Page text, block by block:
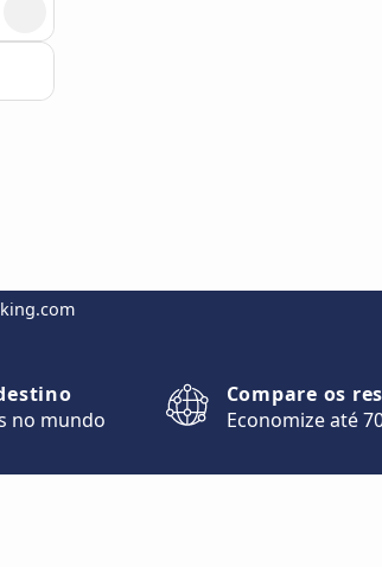
no mundo
Compare os
Economize até